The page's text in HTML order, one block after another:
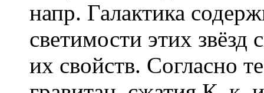
напр. Галактика
светимости этих звёзд
их свойств. Согласно